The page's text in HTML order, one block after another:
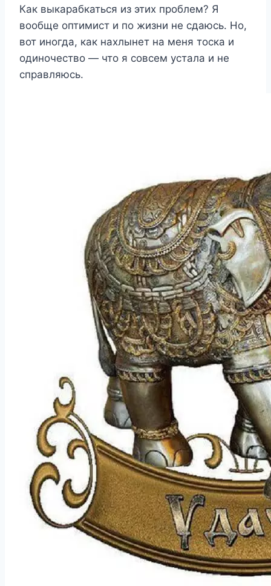
Как выкарабкаться из этих проблем? Я
вообще оптимист и по жизни не сдаюсь. Но,
вот иногда, как нахлынет на меня тоска и
одиночество — что я совсем устала и не
справляюсь.